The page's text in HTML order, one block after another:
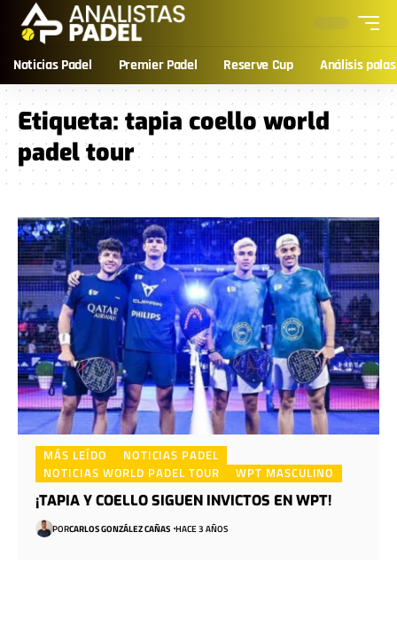
Noticias Padel Premier Padel Reserve Cup Análisis palas
Etiqueta: tapia coello world
padel tour
MÁS LEÍDO
NOTICIAS PADEL
NOTICIAS WORLD PADEL TOUR
WPT MASCULINO
¡TAPIA Y COELLO SIGUEN INVICTOS EN WPT!
PORCARLOS GONZÁLEZ CAÑAS HACE 3 AÑOS